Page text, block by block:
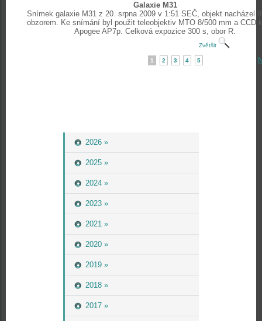
2026 »
2025 »
2024 »
2023 »
2021 »
2020 »
2019 »
2018 »
2017 »
Galaxie M31
Snímek galaxie M31 z 20. srpna 2009 v 1:51 SEČ, objekt nacházel
obzorem. Ke snímání byl použit teleobjektiv MTO 8/500 mm a CCD
Apogee AP7p. Celková expozice 300 s, obor R.
Zvětšit
1 2 3 4 5